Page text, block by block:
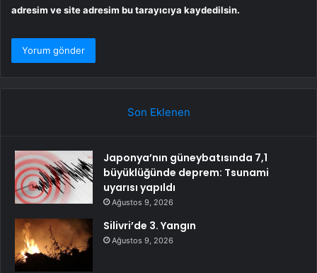
adresim ve site adresim bu tarayıcıya kaydedilsin.
Son Eklenen
Japonya’nın güneybatısında 7,1
büyüklüğünde deprem: Tsunami
uyarısı yapıldı
Ağustos 9, 2026
Silivri’de 3. Yangın
Ağustos 9, 2026